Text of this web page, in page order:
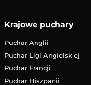
Krajowe puchary
Puchar Anglii
Puchar Ligi Angielskiej
Puchar Francji
Puchar Hiszpanii